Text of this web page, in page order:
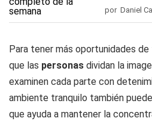
por Daniel
Para tener más oportunidades
que las personas dividan la
examinen cada parte con
ambiente tranquilo también
que ayuda a mantener la